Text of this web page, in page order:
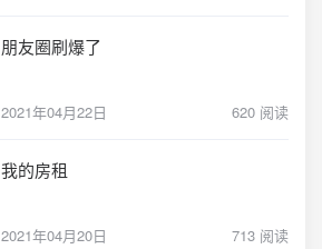
朋友圈刷爆了
2021年04月22日 620 阅读
我的房租
2021年04月20日 713 阅读